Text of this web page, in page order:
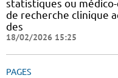
statistiques ou
de recherche clinique
des
18/02/2026 15:25
PAGES